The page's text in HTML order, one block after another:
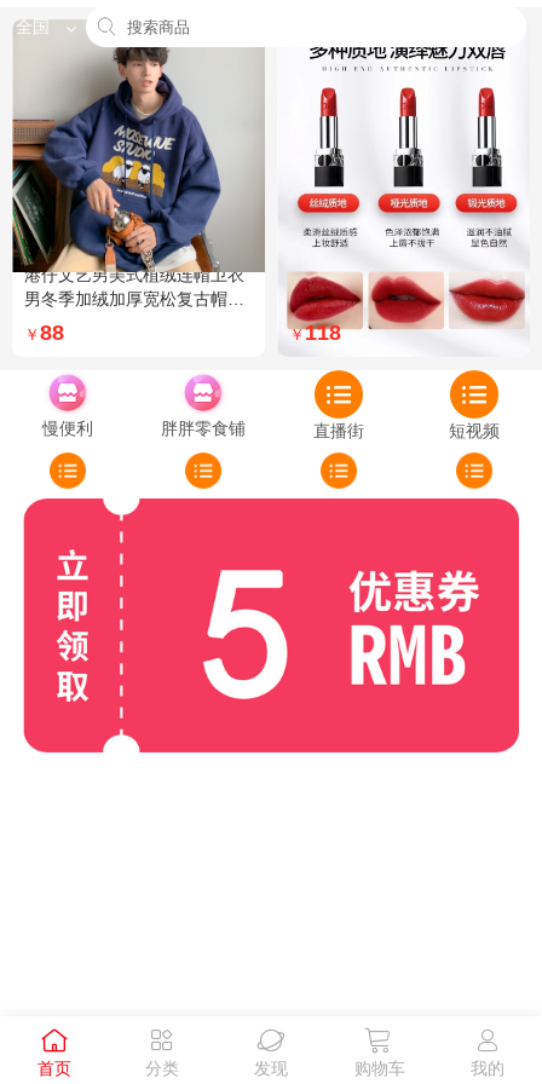
全国
港仔文艺男美式植绒连帽卫衣
男冬季加绒加厚宽松复古帽衫
外套 XXL 加绒 5XL 灰色加绒
￥ 88
Dior迪奥全新烈艳蓝金口红品
牌授权经典藤格纹饰带丝绒质
地999色号传奇红唇哑光 哑光
￥118
慢便利 胖胖零食铺 直播街 短视频

首页

分类

发现

购物车

我的